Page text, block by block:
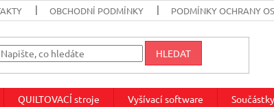
OBCHODNÍ PODMÍNKY PODMÍNKY OCHRANY
HLEDAT
QUILTOVACÍ stroje Vyšívací software